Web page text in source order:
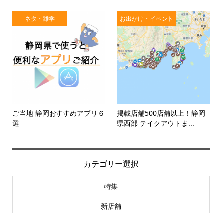
ネタ・雑学
ご当地 静岡おすすめアプリ６
選
お出かけ・イベント
掲載店舗500店舗以上！静岡
県西部 テイクアウトま...
カテゴリー選択
特集
新店舗